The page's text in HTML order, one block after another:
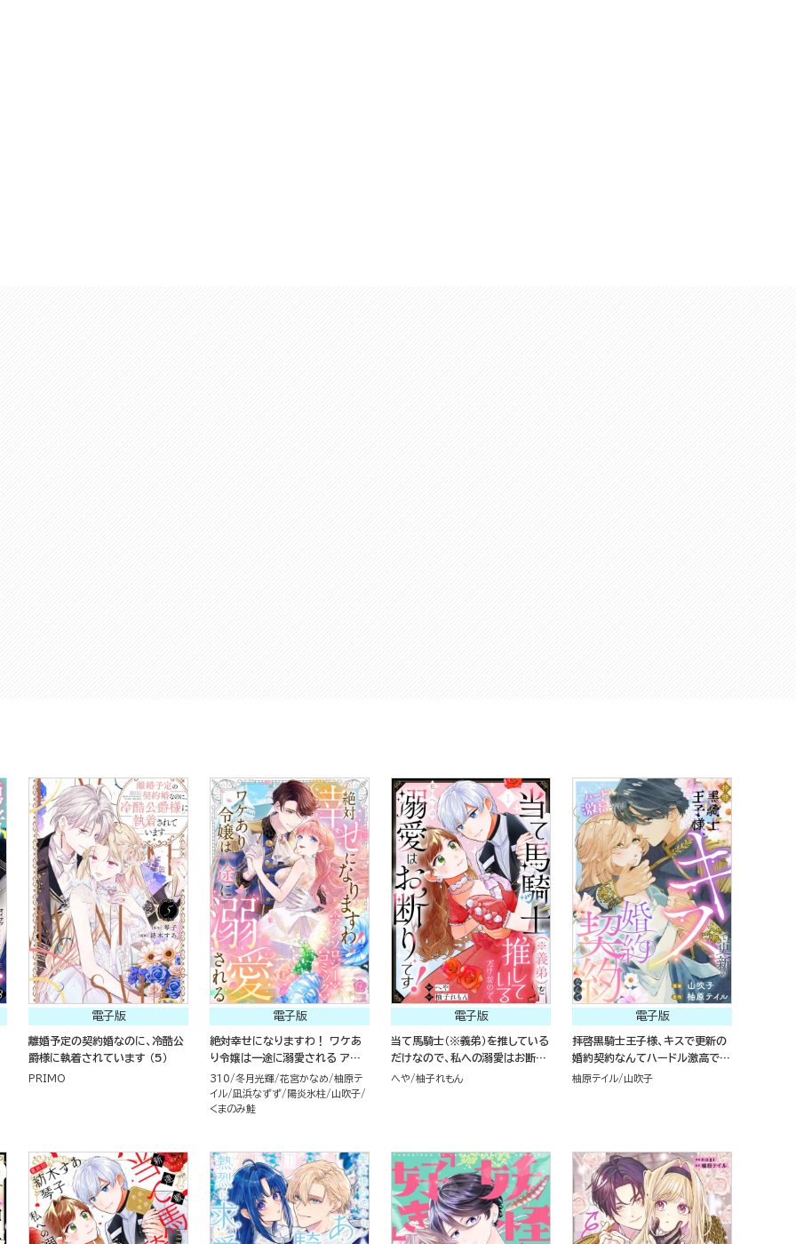
電子版
離婚予定の契約婚なのに、冷酷公
爵様に執着されています （5）
PRIMO
電子版
絶対幸せになりますわ！ ワケあ
り令嬢は一途に溺愛される アンソ
ロジーコミック
310 冬月光輝 花宮かなめ
柚原テ
イル
凪浜なずず 陽炎氷柱
山吹子
くまのみ鮭
電子版
当て馬騎士（※義弟）を推している
だけなので、私への溺愛はお断り
です！（分冊版）
へや 柚子れもん
電子版
拝啓黒騎士王子様、キスで更新の
婚約契約なんてハードル激高で
す！（単話版）
柚原テイル 山吹子